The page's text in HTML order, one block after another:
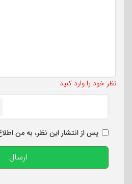
نظر خود را وارد کنید
پس از انتشار این نظر، به من
ارسال